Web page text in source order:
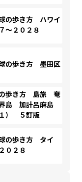
の歩き方 ハワイ
～２０２８
の歩き方 墨田区
歩き方 島旅 奄
島 加計呂麻島
１） ５訂版
の歩き方 タイ
０２８